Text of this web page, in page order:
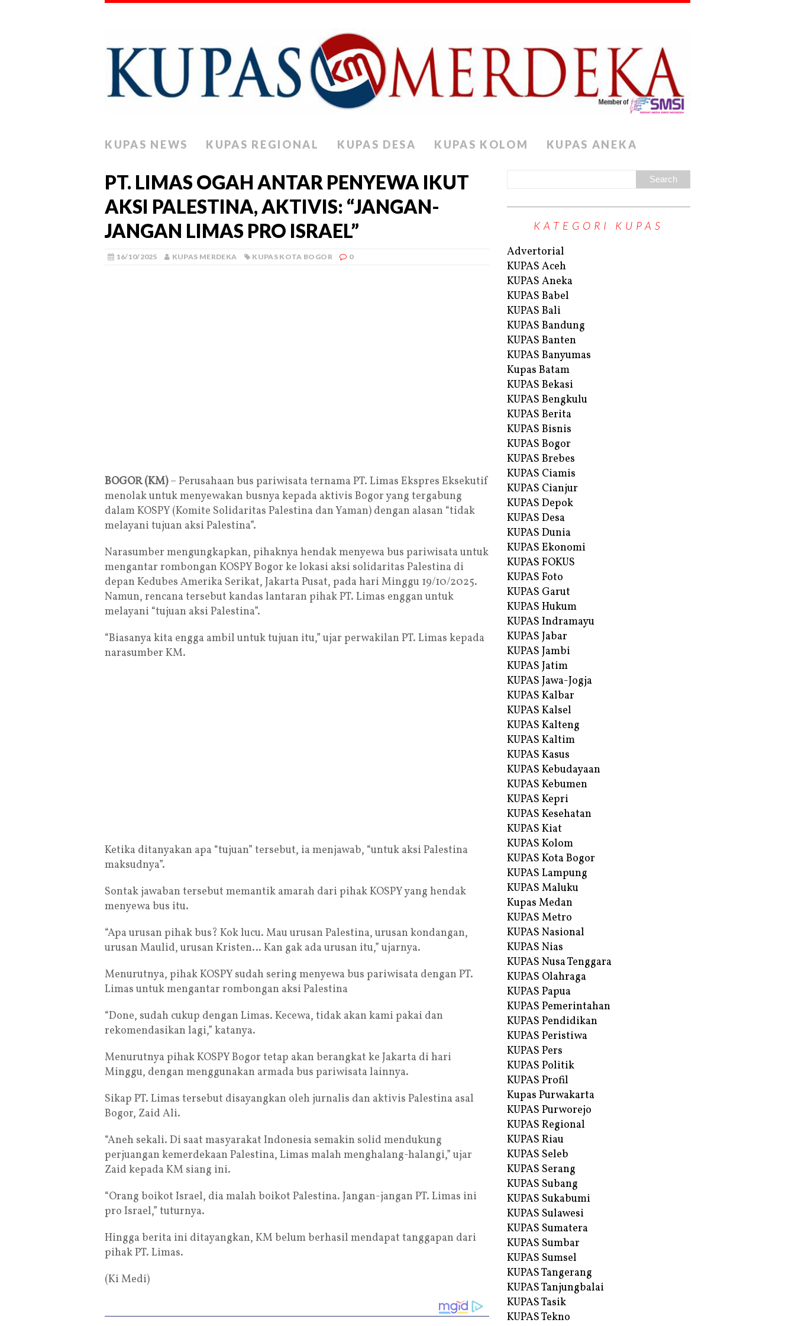
KUPAS NEWS KUPAS REGIONAL KUPAS DESA KUPAS KOLOM KUPAS ANEKA
PT. LIMAS OGAH ANTAR PENYEWA IKUT
AKSI PALESTINA, AKTIVIS: “JANGAN-
JANGAN LIMAS PRO ISRAEL”
16/10/2025 KUPAS MERDEKA KUPAS KOTA BOGOR 0
BOGOR (KM)– Perusahaan bus pariwisata ternama PT. Limas Ekspres Eksekutif
menolak untuk menyewakan busnya kepada aktivis Bogor yang tergabung
dalam KOSPY (Komite Solidaritas Palestina dan Yaman) dengan alasan “tidak
melayani tujuan aksi Palestina”.
Narasumber mengungkapkan, pihaknya hendak menyewa bus pariwisata untuk
mengantar rombongan KOSPY Bogor ke lokasi aksi solidaritas Palestina di
depan Kedubes Amerika Serikat, Jakarta Pusat, pada hari Minggu 19/10/2025.
Namun, rencana tersebut kandas lantaran pihak PT. Limas enggan untuk
melayani “tujuan aksi Palestina”.
“Biasanya kita engga ambil untuk tujuan itu,” ujar perwakilan PT. Limas kepada
narasumber KM.
Ketika ditanyakan apa “tujuan” tersebut, ia menjawab, “untuk aksi Palestina
maksudnya”.
Sontak jawaban tersebut memantik amarah dari pihak KOSPY yang hendak
menyewa bus itu.
“Apa urusan pihak bus? Kok lucu. Mau urusan Palestina, urusan kondangan,
urusan Maulid, urusan Kristen… Kan gak ada urusan itu,” ujarnya.
Menurutnya, pihak KOSPY sudah sering menyewa bus pariwisata dengan PT.
Limas untuk mengantar rombongan aksi Palestina
“Done, sudah cukup dengan Limas. Kecewa, tidak akan kami pakai dan
rekomendasikan lagi,” katanya.
Menurutnya pihak KOSPY Bogor tetap akan berangkat ke Jakarta di hari
Minggu, dengan menggunakan armada bus pariwisata lainnya.
Sikap PT. Limas tersebut disayangkan oleh jurnalis dan aktivis Palestina asal
Bogor, Zaid Ali.
“Aneh sekali. Di saat masyarakat Indonesia semakin solid mendukung
perjuangan kemerdekaan Palestina, Limas malah menghalang-halangi,” ujar
Zaid kepada KM siang ini.
“Orang boikot Israel, dia malah boikot Palestina. Jangan-jangan PT. Limas ini
pro Israel,” tuturnya.
Hingga berita ini ditayangkan, KM belum berhasil mendapat tanggapan dari
pihak PT. Limas.
(Ki Medi)
KATEGORI KUPAS
Advertorial
KUPAS Aceh
KUPAS Aneka
KUPAS Babel
KUPAS Bali
KUPAS Bandung
KUPAS Banten
KUPAS Banyumas
Kupas Batam
KUPAS Bekasi
KUPAS Bengkulu
KUPAS Berita
KUPAS Bisnis
KUPAS Bogor
KUPAS Brebes
KUPAS Ciamis
KUPAS Cianjur
KUPAS Depok
KUPAS Desa
KUPAS Dunia
KUPAS Ekonomi
KUPAS FOKUS
KUPAS Foto
KUPAS Garut
KUPAS Hukum
KUPAS Indramayu
KUPAS Jabar
KUPAS Jambi
KUPAS Jatim
KUPAS Jawa-Jogja
KUPAS Kalbar
KUPAS Kalsel
KUPAS Kalteng
KUPAS Kaltim
KUPAS Kasus
KUPAS Kebudayaan
KUPAS Kebumen
KUPAS Kepri
KUPAS Kesehatan
KUPAS Kiat
KUPAS Kolom
KUPAS Kota Bogor
KUPAS Lampung
KUPAS Maluku
Kupas Medan
KUPAS Metro
KUPAS Nasional
KUPAS Nias
KUPAS Nusa Tenggara
KUPAS Olahraga
KUPAS Papua
KUPAS Pemerintahan
KUPAS Pendidikan
KUPAS Peristiwa
KUPAS Pers
KUPAS Politik
KUPAS Profil
Kupas Purwakarta
KUPAS Purworejo
KUPAS Regional
KUPAS Riau
KUPAS Seleb
KUPAS Serang
KUPAS Subang
KUPAS Sukabumi
KUPAS Sulawesi
KUPAS Sumatera
KUPAS Sumbar
KUPAS Sumsel
KUPAS Tangerang
KUPAS Tanjungbalai
KUPAS Tasik
KUPAS Tekno